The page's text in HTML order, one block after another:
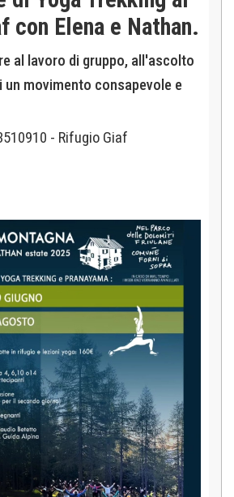
con Elena e Nathan.
al lavoro di gruppo, all'ascolto
un movimento consapevole e
- Rifugio Giaf